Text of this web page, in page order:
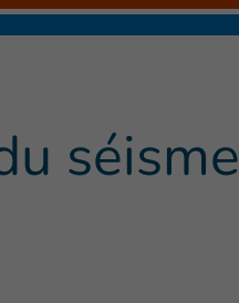
séisme